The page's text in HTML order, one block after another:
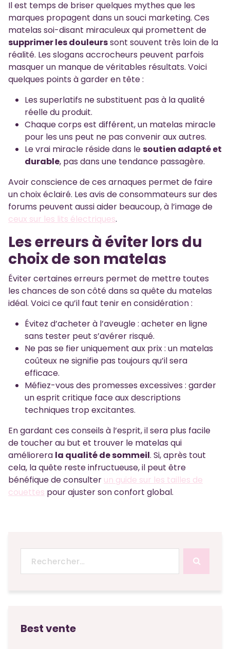
Il est temps de briser quelques mythes que les
marques propagent dans un souci marketing. Ces
matelas soi-disant miraculeux qui promettent de
supprimer les douleurssont souvent très loin de la
réalité. Les slogans accrocheurs peuvent parfois
masquer un manque de véritables résultats. Voici
quelques points à garder en tête :
Les superlatifs ne substituent pas à la qualité
réelle du produit.
Chaque corps est différent, un matelas miracle
pour les uns peut ne pas convenir aux autres.
Le vrai miracle réside dans lesoutien adapté et
durable, pas dans une tendance passagère.
Avoir conscience de ces arnaques permet de faire
un choix éclairé. Les avis de consommateurs sur des
forums peuvent aussi aider beaucoup, à l’image de
ceux sur les lits électriques.
Les erreurs à éviter lors du
choix de son matelas
Éviter certaines erreurs permet de mettre toutes
les chances de son côté dans sa quête du matelas
idéal. Voici ce qu’il faut tenir en considération :
Évitez d’acheter à l’aveugle : acheter en ligne
sans tester peut s’avérer risqué.
Ne pas se fier uniquement aux prix : un matelas
coûteux ne signifie pas toujours qu’il sera
efficace.
Méfiez-vous des promesses excessives : garder
un esprit critique face aux descriptions
techniques trop excitantes.
En gardant ces conseils à l’esprit, il sera plus facile
de toucher au but et trouver le matelas qui
améliorera la qualité de sommeil. Si, après tout
cela, la quête reste infructueuse, il peut être
bénéfique de consulter un guide sur les tailles de
couettes pour ajuster son confort global.
pour :
Best vente